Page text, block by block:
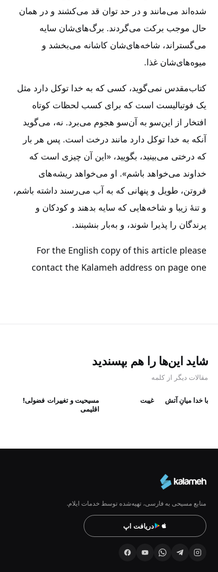
شده‌اند می‌مانند و در حد توان قد می‌کشند و در همان
حال موجب برکت می‌گردند. برگ‌های‌شان سایه
می‌گستراند، شاخه‌های‌شان کاشانه می‌بخشد و
میوه‌های‌شان غذا.
کتاب‌مقدس نمی‌گوید، کسی که به خدا توکل دارد مثل
یک فوتبالیست است که برای کسب لحظات کوتاه
افتخار از این‌سو به آن‌سو هجوم می‌برد. نه، می‌گوید
آنکه به خدا توکل دارد مانند درخت است. پس هر بار
که درختی می‌بینید، بگویید، «این آن چیزی است که
خداوند می‌خواهد باشم». او می‌خواهد ریشه‌های
فروتن، طویل و پنهانی که به آب می‌رسند داشته باشم،
و تنۀ زیبا و شاخه‌هایی که سایه بدهند و کودکان و
پرندگان را پذیرا شوند، و به‌بار بنشینند.
For the English copy of this article please
contact the Kalameh address on page one
شاید این‌ها را هم بپسندید
مقالات دیگر از کلمه
با خدا میانِ آتش غیبت
مسیحیت و تغییرات
اقلیمی
فضولی!
منابع مسیحی به فارسی، تهیه‌شده توسط خدمات ایلام.
دریافت اپ